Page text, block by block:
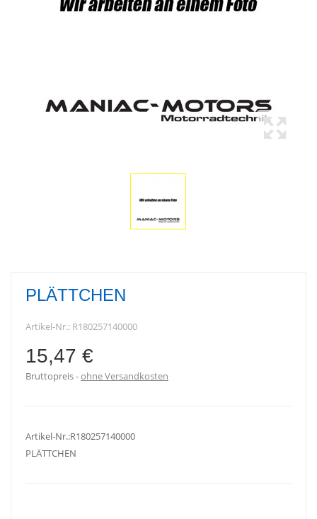
PLÄTTCHEN
Artikel-Nr.: R180257140000
15,47 €
Bruttopreis ohne Versandkosten
Artikel-Nr.:R180257140000
PLÄTTCHEN